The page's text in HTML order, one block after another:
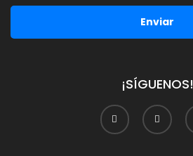
Enviar
¡SÍGUENOS!